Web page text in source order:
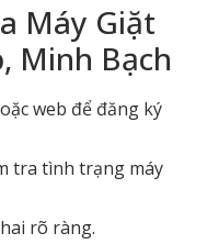
Máy Giặt
Minh Bạch
web để đăng ký
tra tình trạng máy
rõ ràng.